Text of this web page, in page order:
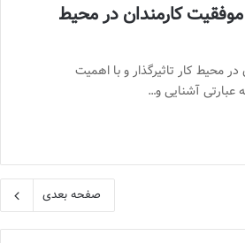
کارمندان در محیط
محیط کار تاثیرگذار و با اهمیت
عبارتی آشنایی و…
صفحه بعدی